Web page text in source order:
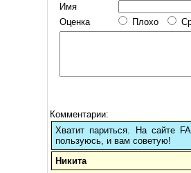
Имя
Оценка
Плохо
Комментарии:
Хватит париться. На сайте
пользуюсь, и вам советую!
Никита